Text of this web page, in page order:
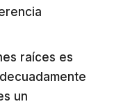
raíces es
un